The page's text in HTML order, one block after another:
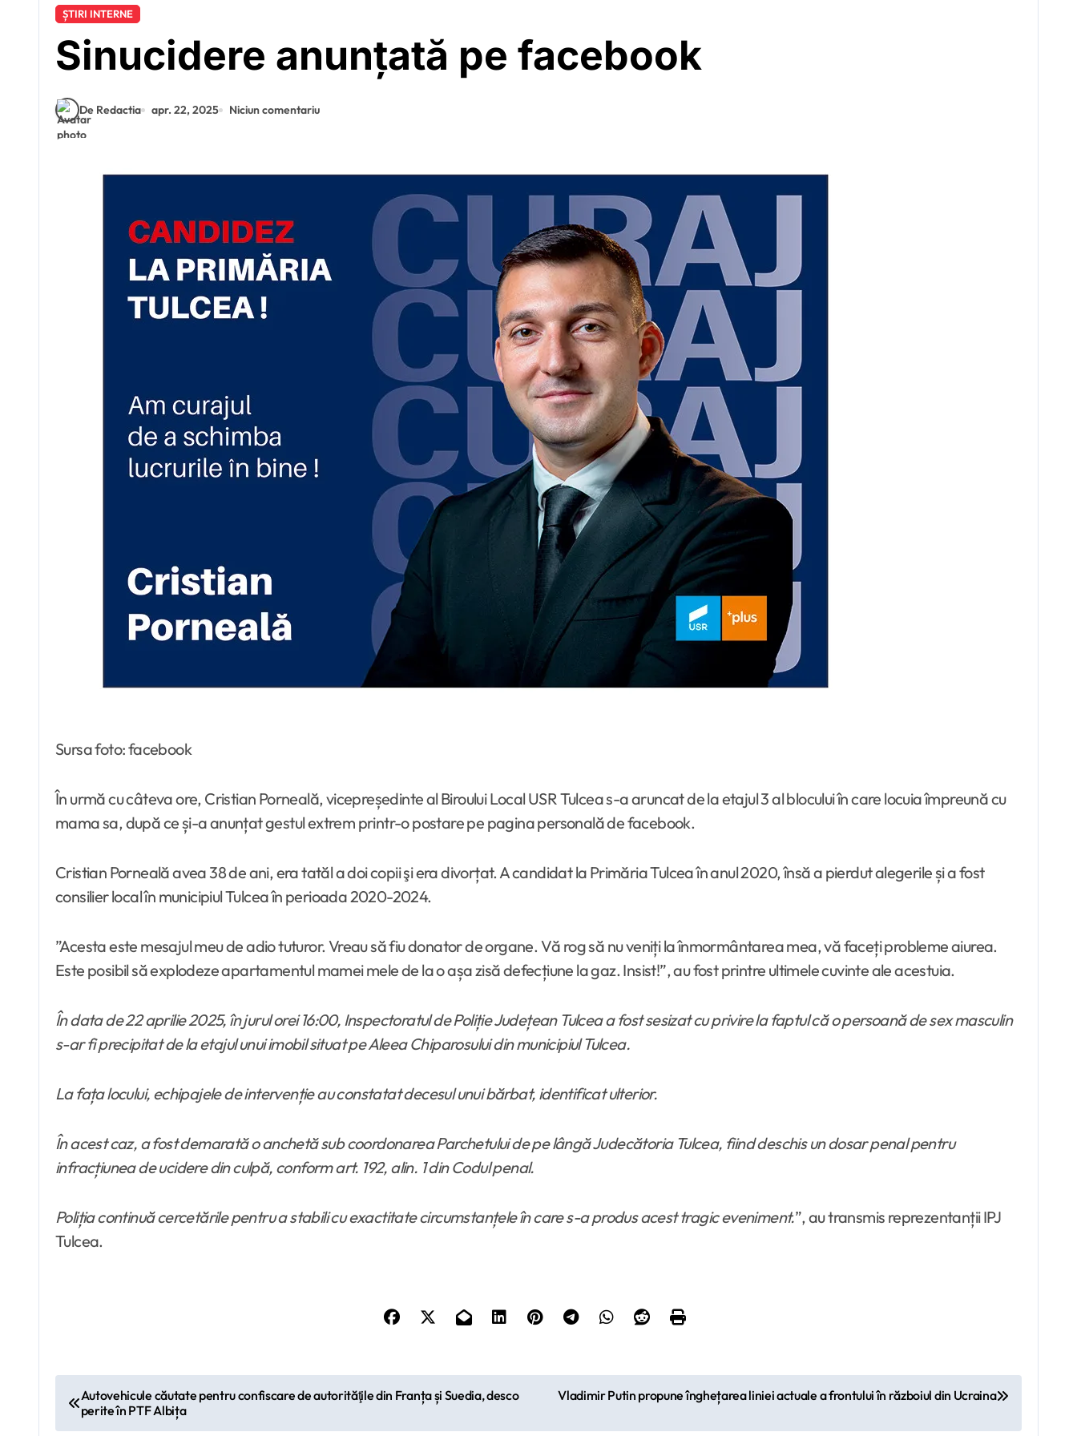
ȘTIRI INTERNE
Sinucidere anunțată pe facebook
De Redactia apr. 22, 2025 Niciun comentariu
Sursa foto: facebook
În urmă cu câteva ore, Cristian Porneală, vicepreședinte al Biroului Local USR Tulcea s-a aruncat de la etajul 3 al blocului în care locuia împreună cu
mama sa, după ce și-a anunțat gestul extrem printr-o postare pe pagina personală de facebook.
Cristian Porneală avea 38 de ani, era tatăl a doi copii şi era divorțat. A candidat la Primăria Tulcea în anul 2020, însă a pierdut alegerile și a fost
consilier local în municipiul Tulcea în perioada 2020-2024.
”Acesta este mesajul meu de adio tuturor. Vreau să fiu donator de organe. Vă rog să nu veniți la înmormântarea mea, vă faceți probleme aiurea.
Este posibil să explodeze apartamentul mamei mele de la o așa zisă defecțiune la gaz. Insist!”, au fost printre ultimele cuvinte ale acestuia.
În data de 22 aprilie 2025, în jurul orei 16:00, Inspectoratul de Poliție Județean Tulcea a fost sesizat cu privire la faptul că o persoană de sex masculin
s-ar fi precipitat de la etajul unui imobil situat pe Aleea Chiparosului din municipiul Tulcea.
La fața locului, echipajele de intervenție au constatat decesul unui bărbat, identificat ulterior.
În acest caz, a fost demarată o anchetă sub coordonarea Parchetului de pe lângă Judecătoria Tulcea, fiind deschis un dosar penal pentru
infracțiunea de ucidere din culpă, conform art. 192, alin. 1 din Codul penal.
Poliția continuă cercetările pentru a stabili cu exactitate circumstanțele în care s-a produs acest tragic eveniment.”, au transmis reprezentanții IPJ
Tulcea.
N
a
Autovehicule căutate pentru confiscare de autorităţile din Franța și Suedia, desco
perite în PTF Albița
Vladimir Putin propune înghețarea liniei actuale a frontului în războiul din Ucraina